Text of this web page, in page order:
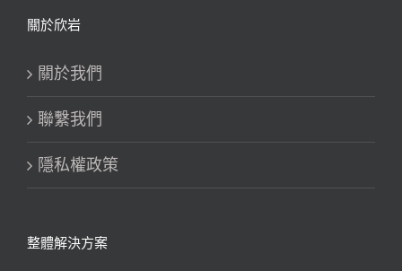
關於欣岩
關於我們
聯繫我們
隱私權政策
整體解決方案